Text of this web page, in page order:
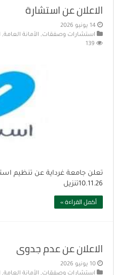
الاعلان عن استشارة
14 يونيو 2026
استشارات وصفقات, الأمانة العامة,
139
تعلن جامعة غرداية عن تنظيم
10.11.26تنزيل
أكمل القراءة »
الاعلان عن عدم جدوى
10 يونيو 2026